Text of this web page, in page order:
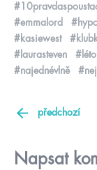
#emmalord
#kasiewest
#laurasteven
#najednévlně
předchozí
Napsat